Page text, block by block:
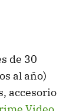
de 30
al año)
accesorio